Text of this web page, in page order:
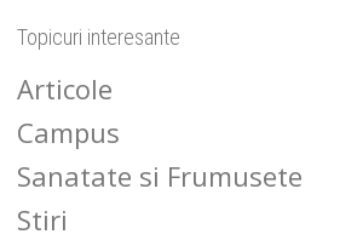
Topicuri interesante
Articole
Campus
Sanatate si Frumusete
Stiri